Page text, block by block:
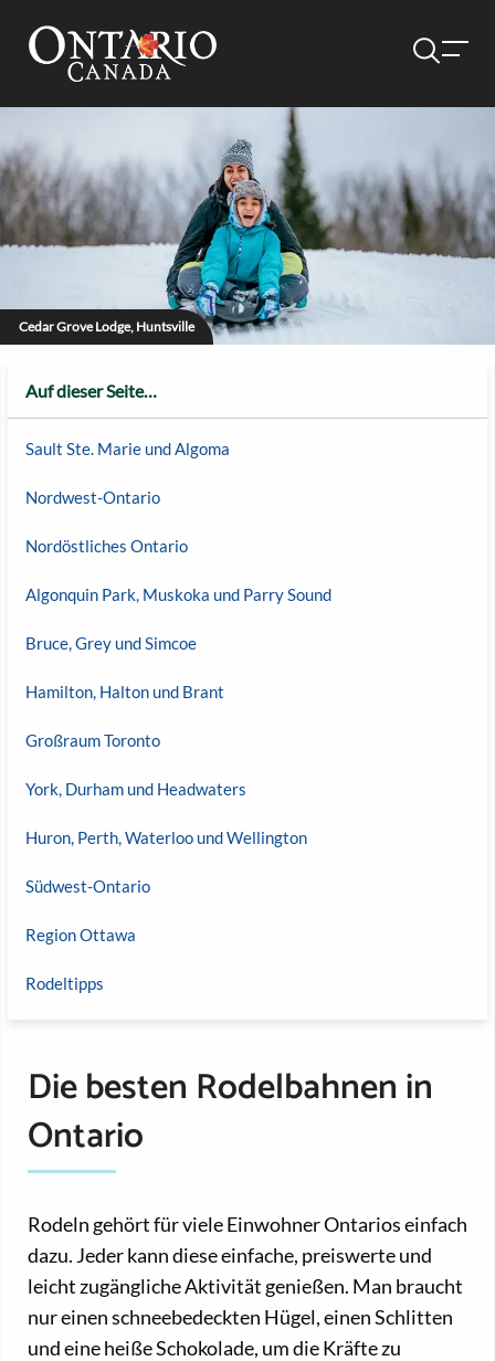
Cedar Grove Lodge, Huntsville
Auf dieser Seite…
Sault Ste. Marie und Algoma
Nordwest-Ontario
Nordöstliches Ontario
Algonquin Park, Muskoka und Parry Sound
Bruce, Grey und Simcoe
Hamilton, Halton und Brant
Großraum Toronto
York, Durham und Headwaters
Huron, Perth, Waterloo und Wellington
Südwest-Ontario
Region Ottawa
Rodeltipps
Die besten Rodelbahnen in
Ontario
Rodeln gehört für viele Einwohner Ontarios einfach
dazu. Jeder kann diese einfache, preiswerte und
leicht zugängliche Aktivität genießen. Man braucht
nur einen schneebedeckten Hügel, einen Schlitten
und eine heiße Schokolade, um die Kräfte zu